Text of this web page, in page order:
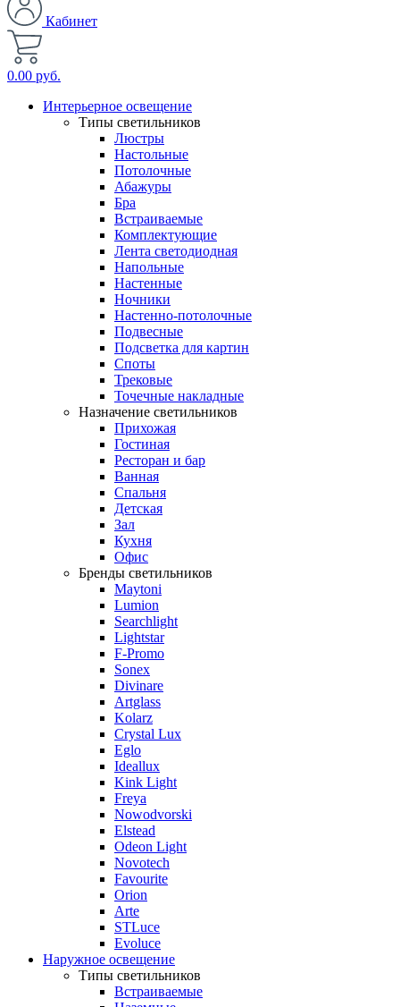
Кабинет
0.00 руб.
Интерьерное освещение
Типы светильников
Люстры
Настольные
Потолочные
Абажуры
Бра
Встраиваемые
Комплектующие
Лента светодиодная
Напольные
Настенные
Ночники
Настенно-потолочные
Подвесные
Подсветка для картин
Споты
Трековые
Точечные накладные
Назначение светильников
Прихожая
Гостиная
Ресторан и бар
Ванная
Спальня
Детская
Зал
Кухня
Офис
Бренды светильников
Maytoni
Lumion
Searchlight
Lightstar
F-Promo
Sonex
Divinare
Artglass
Kolarz
Crystal Lux
Eglo
Ideallux
Kink Light
Freya
Nowodvorski
Elstead
Odeon Light
Novotech
Favourite
Orion
Arte
STLuce
Evoluce
Наружное освещение
Типы светильников
Встраиваемые